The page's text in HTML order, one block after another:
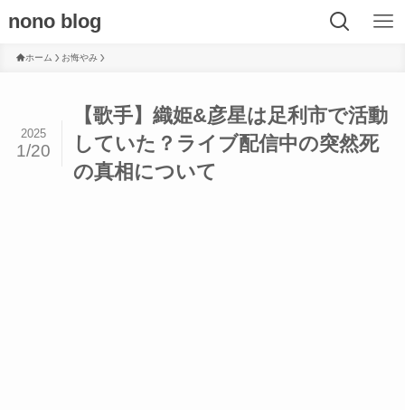
nono blog
ホーム お悔やみ
【歌手】織姫&彦星は足利市で活動
していた？ライブ配信中の突然死
の真相について
2025
1/20